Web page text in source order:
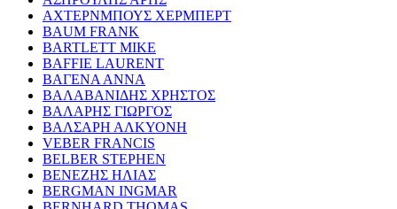
ΑΧΤΕΡΝΜΠΟΥΣ ΧΕΡΜΠΕΡΤ
BAUM FRANK
BARTLETT MIKE
BAFFIE LAURENT
ΒΑΓΕΝΑ ΑΝΝΑ
ΒΑΛΑΒΑΝΙΔΗΣ ΧΡΗΣΤΟΣ
ΒΑΛΑΡΗΣ ΓΙΩΡΓΟΣ
ΒΑΛΣΑΡΗ ΑΛΚΥΟΝΗ
VEBER FRANCIS
BELBER STEPHEN
ΒΕΝΕΖΗΣ ΗΛΙΑΣ
BERGMAN INGMAR